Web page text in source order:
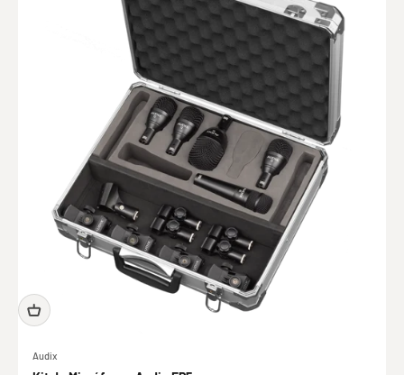
Audix